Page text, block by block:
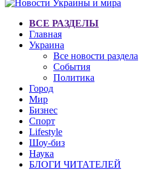
ВСЕ РАЗДЕЛЫ
Главная
Украина
Все новости раздела
События
Политика
Город
Мир
Бизнес
Спорт
Lifestyle
Шоу-биз
Наука
БЛОГИ ЧИТАТЕЛЕЙ